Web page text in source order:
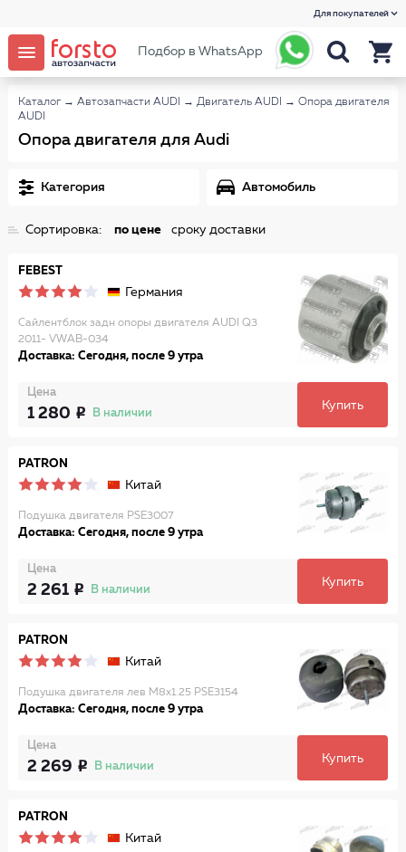
Для покупателей
Подбор в WhatsApp
Каталог → Автозапчасти AUDI → Двигатель AUDI → Опора двигателя
AUDI
Опора двигателя для Audi
Категория Автомобиль
Сортировка: по цене сроку доставки
FEBEST
Германия
Сайлентблок задн опоры двигателя AUDI Q3
2011- VWAB-034
Доставка: Сегодня, после 9 утра
Цена
1 280 В наличии
Купить
PATRON
Китай
Подушка двигателя PSE3007
Доставка: Сегодня, после 9 утра
Цена
2 261 В наличии
Купить
PATRON
Китай
Подушка двигателя лев M8x1.25 PSE3154
Доставка: Сегодня, после 9 утра
Цена
2 269 В наличии
Купить
PATRON
Китай